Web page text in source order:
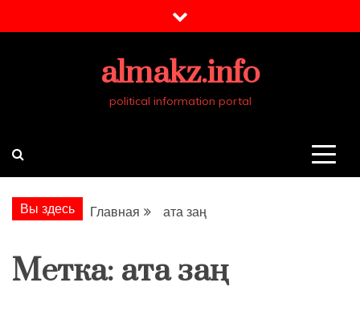
к
almakz.info
political information portal
Вы здесь Главная ата заң
Метка: ата заң